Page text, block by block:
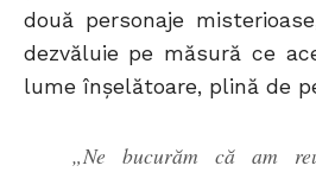
două personaje
dezvăluie pe măsură ce
lume înșelătoare, plină de
„Ne bucurăm că am